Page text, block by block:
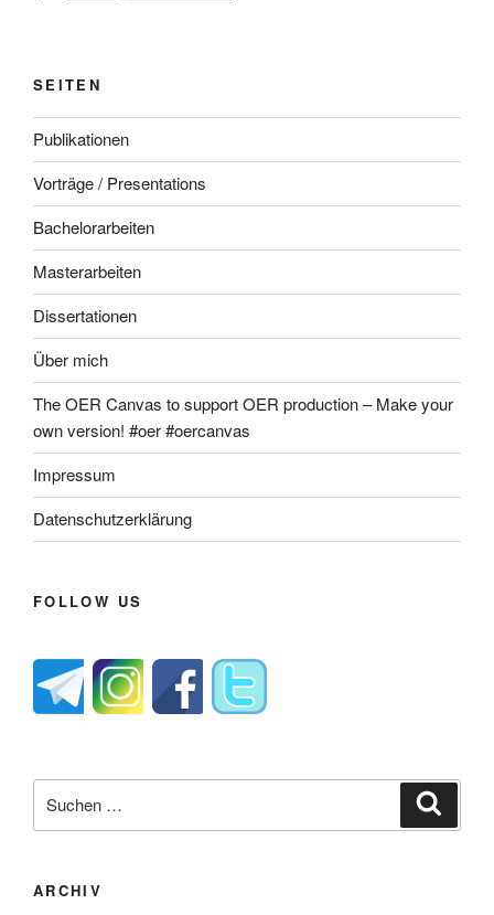
SEITEN
Publikationen
Vorträge / Presentations
Bachelorarbeiten
Masterarbeiten
Dissertationen
Über mich
The OER Canvas to support OER production – Make your
own version! #oer #oercanvas
Impressum
Datenschutzerklärung
FOLLOW US
nach:
ARCHIV